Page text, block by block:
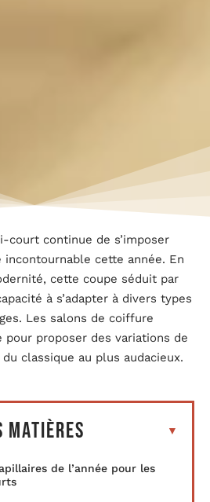
court continue de s’imposer
cette année. En
cette coupe séduit par
à s’adapter à divers types
Les salons de coiffure
proposer des variations de
classique au plus audacieux.
matières
de l’année pour les